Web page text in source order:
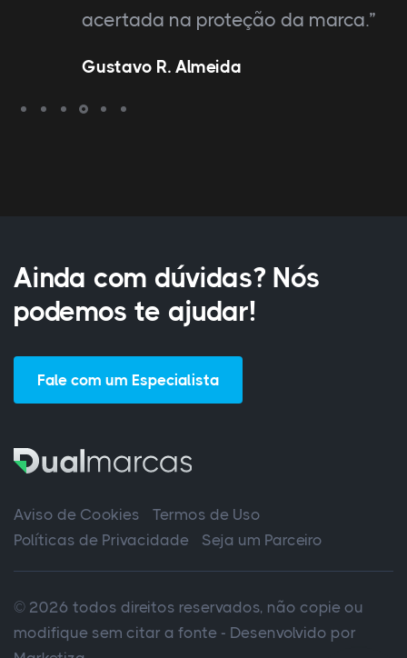
acertada na proteção da marca.”
Gustavo R. Almeida
Ainda com dúvidas? Nós
podemos te ajudar!
Fale com um Especialista
Aviso de Cookies
Termos de Uso
Políticas de Privacidade
Seja um Parceiro
© 2026 todos direitos reservados, não copie ou
modifique sem citar a fonte - Desenvolvido por